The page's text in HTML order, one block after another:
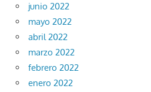
junio 2022
mayo 2022
abril 2022
marzo 2022
febrero 2022
enero 2022